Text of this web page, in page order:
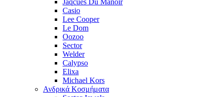
Casio
Lee Cooper
Le Dom
Oozoo
Sector
Welder
Calypso
Elixa
Michael Kors
Ανδρικά Κοσμήματα